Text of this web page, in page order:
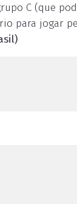
C (que
para jogar